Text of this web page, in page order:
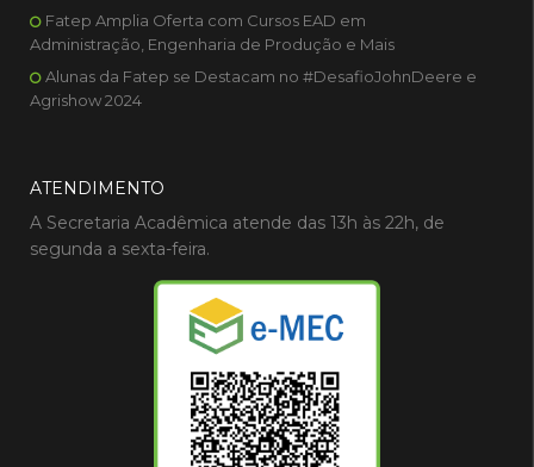
Fatep Amplia Oferta com Cursos EAD em
Administração, Engenharia de Produção e Mais
Alunas da Fatep se Destacam no #DesafioJohnDeere e
Agrishow 2024
ATENDIMENTO
A Secretaria Acadêmica atende das 13h às 22h, de
segunda a sexta-feira.